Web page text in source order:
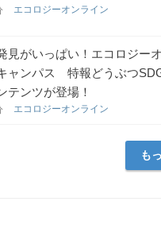
エコロジーオンライン
見がいっぱい！エコロジー
ャンパス 特報どうぶつ
テンツが登場！
エコロジーオンライン
も